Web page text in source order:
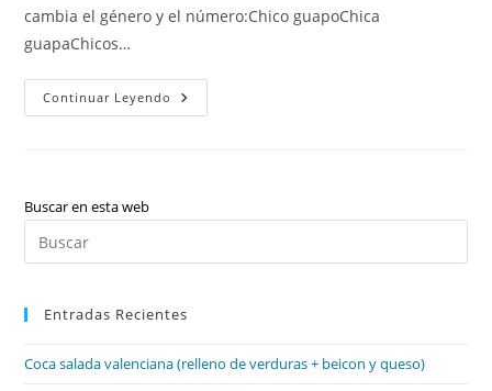
cambia el género y el número:Chico guapoChica
guapaChicos…
Continuar Leyendo El
Adjetivo
Buscar en esta web
Entradas Recientes
Coca salada valenciana (relleno de verduras + beicon y queso)